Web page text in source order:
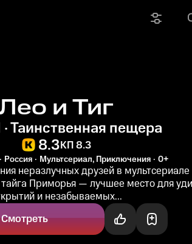
и Тиг
· Таинственная пещера
8.3КП 8.3
Россия Мультсериал, Приключения 0+
неразлучных друзей в мультсериале
Приморья — лучшее место для
и незабываемых...
Смотреть